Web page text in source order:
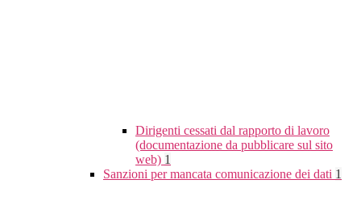
Dirigenti cessati dal rapporto di lavoro
(documentazione da pubblicare sul sito
web) 1
Sanzioni per mancata comunicazione dei dati 1